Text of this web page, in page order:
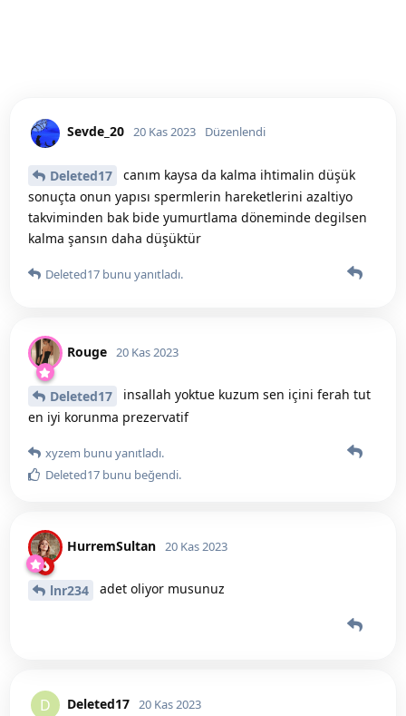
Sevde_20 20 Kas 2023 Düzenlendi
Deleted17
canım kaysa da kalma ihtimalin düşük
sonuçta onun yapısı spermlerin hareketlerini azaltiyo
takviminden bak bide yumurtlama döneminde degilsen
kalma şansın daha düşüktür
Deleted17 bunu yanıtladı.
Rouge 20 Kas 2023
Deleted17
insallah yoktue kuzum sen içini ferah tut
en iyi korunma prezervatif
xyzem bunu yanıtladı.
Deleted17 bunu beğendi.
HurremSultan 20 Kas 2023
lnr234 adet oliyor musunuz
D Deleted17 20 Kas 2023